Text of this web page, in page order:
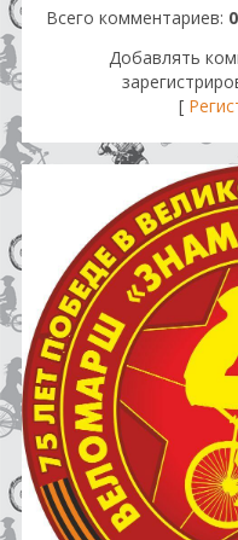
Всего комментариев: 0
Добавлять
[